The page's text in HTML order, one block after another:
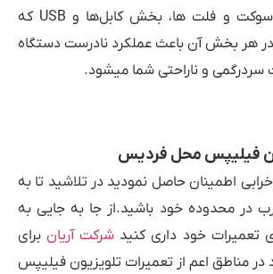
زمینه ، برد پاور ، سوکت و فلت ها، بخش کابل‌ها و USB که
هر بخش آن باعث عملکرد نادرست دستگاه
و ناراحتی شما میشود.
فیلیپس محل فردیس
اطمینان حاصل نمودید در تلاشید تا به
در محدوده خود باشید.از جا به جایی به
تعمیرات خود داری کنید شرکت آریانبرای
در مناطق اعم از تعمیرات تلویزیون فیلیپس